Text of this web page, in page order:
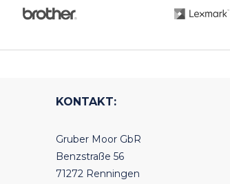
KONTAKT:
Gruber Moor GbR
Benzstraße 56
71272 Renningen